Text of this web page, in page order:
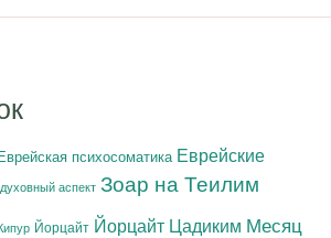
психосоматика Еврейские
аспект Зоар на Теилим
Йорцайт Йорцайт Цадиким Месяц